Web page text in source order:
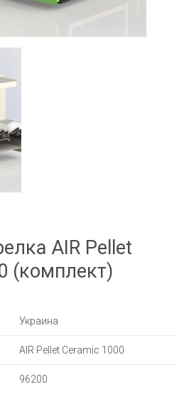
AIR Pellet
(комплект)
Украина
AIR Pellet Ceramic 1000
96200